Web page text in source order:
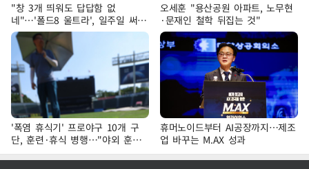
"창 3개 띄워도 답답함 없
네"…'폴드8 울트라', 일주일 써보
니
오세훈 "용산공원 아파트, 노무현
·문재인 철학 뒤집는 것"
'폭염 휴식기' 프로야구 10개 구
단, 훈련·휴식 병행…"야외 훈련
해도 안전 최우선"
휴머노이드부터 AI공장까지…제조
업 바꾸는 M.AX 성과